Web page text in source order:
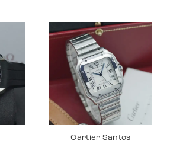
Cartier Santos